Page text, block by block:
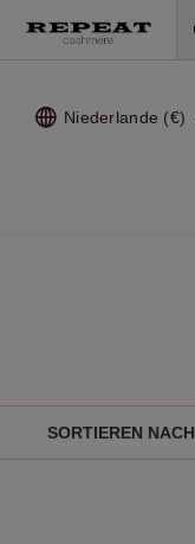
Niederlande (€)
SORTIEREN NACH